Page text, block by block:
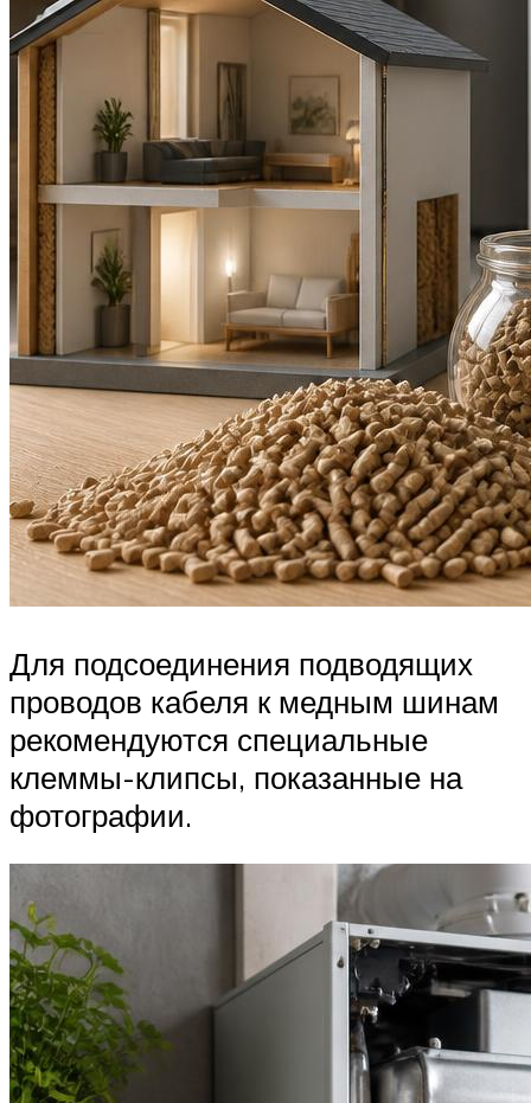
Для подсоединения подводящих
проводов кабеля к медным шинам
рекомендуются специальные
клеммы-клипсы, показанные на
фотографии.